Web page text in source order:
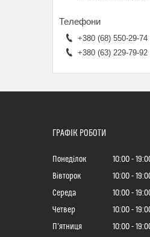
+380 (68) 550-29-74
+380 (63) 229-79-92
ГРАФІК РОБОТИ
Понеділок 10:00
Вівторок
10:00
Середа
10:00
Четвер
10:00
Пʼятниця
10:00